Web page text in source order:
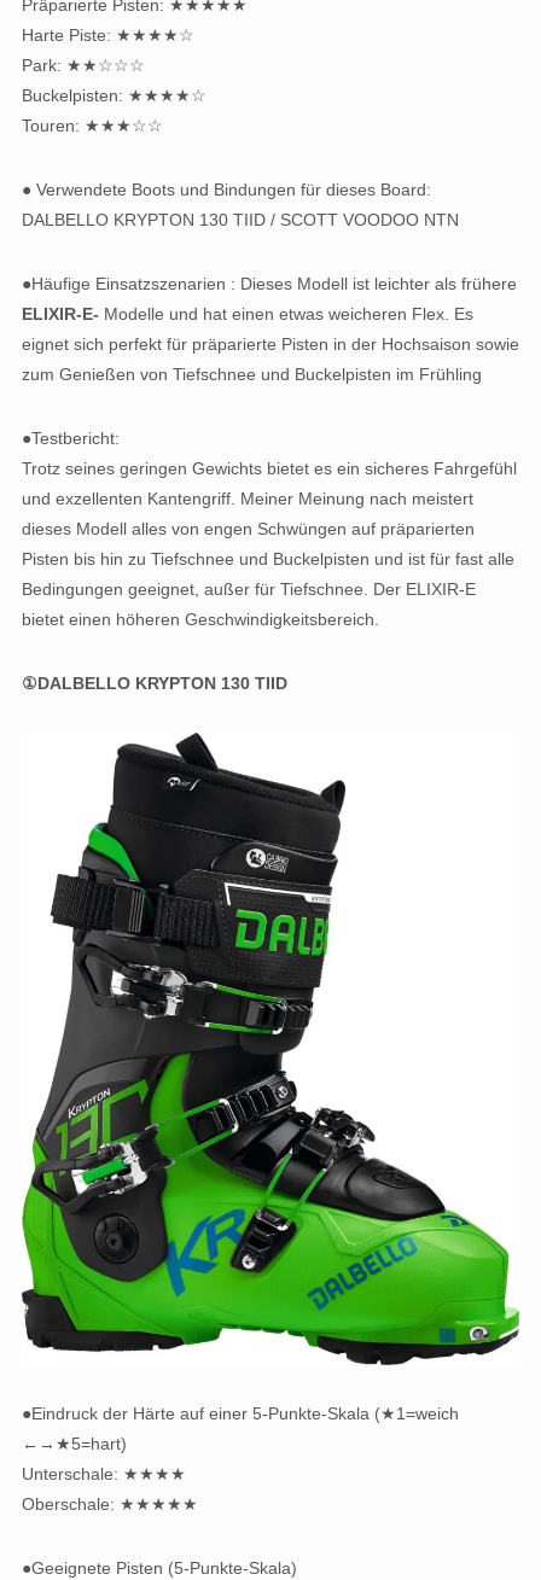
Präparierte Pisten: ★★★★★
Harte Piste: ★★★★☆
Park: ★★☆☆☆
Buckelpisten: ★★★★☆
Touren: ★★★☆☆
● Verwendete Boots und Bindungen für dieses Board:
DALBELLO KRYPTON 130 TIID / SCOTT VOODOO NTN
●Häufige Einsatzszenarien : Dieses Modell ist leichter als frühere
ELIXIR-E- Modelle und hat einen etwas weicheren Flex. Es
eignet sich perfekt für präparierte Pisten in der Hochsaison sowie
zum Genießen von Tiefschnee und Buckelpisten im Frühling
●Testbericht:
Trotz seines geringen Gewichts bietet es ein sicheres Fahrgefühl
und exzellenten Kantengriff. Meiner Meinung nach meistert
dieses Modell alles von engen Schwüngen auf präparierten
Pisten bis hin zu Tiefschnee und Buckelpisten und ist für fast alle
Bedingungen geeignet, außer für Tiefschnee. Der ELIXIR-E
bietet einen höheren Geschwindigkeitsbereich.
①DALBELLO KRYPTON 130 TIID
●Eindruck der Härte auf einer 5-Punkte-Skala (★1=weich
←→★5=hart)
Unterschale: ★★★★
Oberschale: ★★★★★
●Geeignete Pisten (5-Punkte-Skala)